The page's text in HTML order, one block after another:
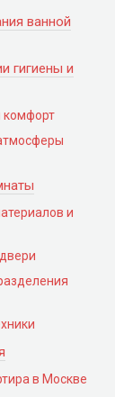
ванной
гигиены и
комфорт
и
в Москве